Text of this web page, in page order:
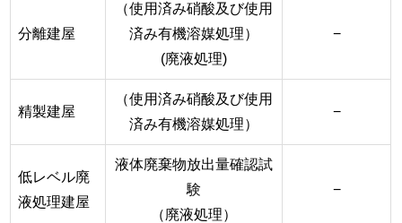
分離建屋
（使用済み硝酸及び使用
済み有機溶媒処理）
(廃液処理)
−
精製建屋
（使用済み硝酸及び使用
済み有機溶媒処理）
−
低レベル廃
液処理建屋
液体廃棄物放出量確認試
験
（廃液処理）
−